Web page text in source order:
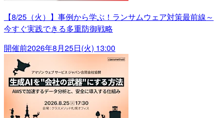
【8/25（火）】事例から学ぶ！ランサムウェア対策最前線～
今すぐ実践できる多重防御戦略
開催前2026年8月25日(火) 13:00